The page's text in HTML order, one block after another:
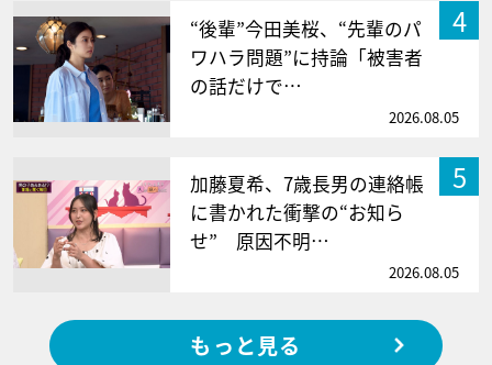
4
“後輩”今田美桜、“先輩のパ
ワハラ問題”に持論「被害者
の話だけで…
2026.08.05
5
加藤夏希、7歳長男の連絡帳
に書かれた衝撃の“お知ら
せ” 原因不明…
2026.08.05
もっと見る